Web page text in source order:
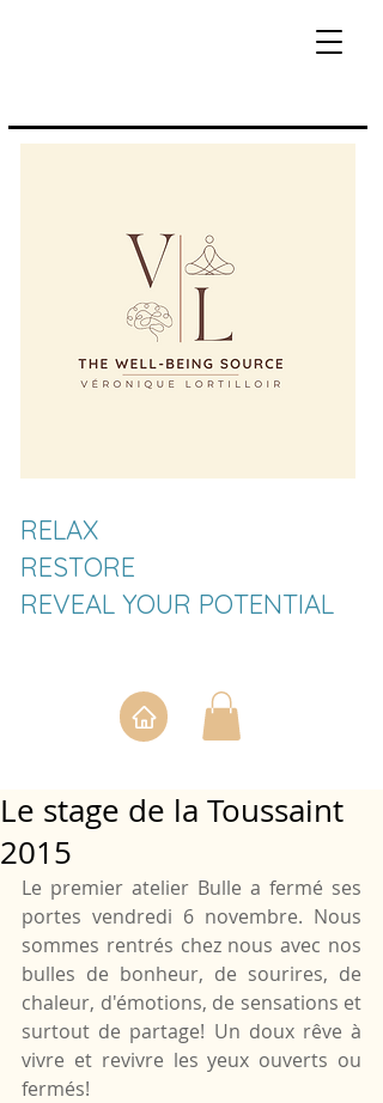
RELAX
RESTORE
REVEAL YOUR POTENTIAL
Le stage de la Toussaint
2015
Le premier atelier Bulle a fermé ses
portes vendredi 6 novembre. Nous
sommes rentrés chez nous avec nos
bulles de bonheur, de sourires, de
chaleur, d'émotions, de sensations et
surtout de partage! Un doux rêve à
vivre et revivre les yeux ouverts ou
fermés!